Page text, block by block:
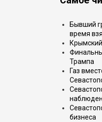
Бывший
время
Трампа
Газ
бизнеса